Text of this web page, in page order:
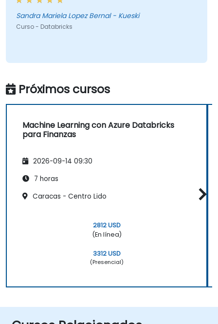
Sandra Mariela Lopez Bernal - Kueski
Curso - Databricks
Próximos cursos
Machine Learning con Azure Databricks
para Finanzas
2026-09-14 09:30
7 horas
Caracas - Centro Lido
2812 USD
(En línea)
3312 USD
(Presencial)